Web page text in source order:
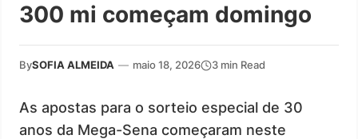
300 mi começam domingo
BySOFIA ALMEIDA — maio 18, 2026 3 min Read
As apostas para o sorteio especial de 30
anos da Mega-Sena começaram neste